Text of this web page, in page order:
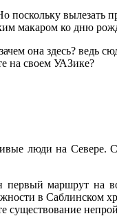
вылезать
макаром ко дню
она здесь? ведь
на своем УАЗике?
люди на
маршрут
в Саблинском